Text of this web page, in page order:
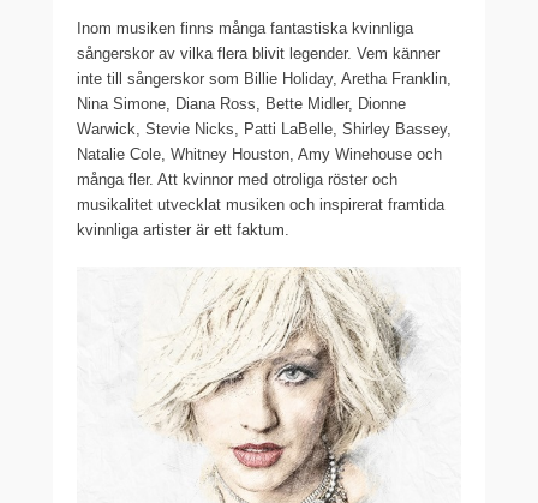
Inom musiken finns många fantastiska kvinnliga
sångerskor av vilka flera blivit legender. Vem känner
inte till sångerskor som Billie Holiday, Aretha Franklin,
Nina Simone, Diana Ross, Bette Midler, Dionne
Warwick, Stevie Nicks, Patti LaBelle, Shirley Bassey,
Natalie Cole, Whitney Houston, Amy Winehouse och
många fler. Att kvinnor med otroliga röster och
musikalitet utvecklat musiken och inspirerat framtida
kvinnliga artister är ett faktum.